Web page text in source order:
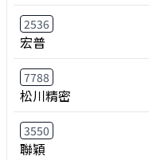
2536
宏普
7788
松川精密
3550
聯穎